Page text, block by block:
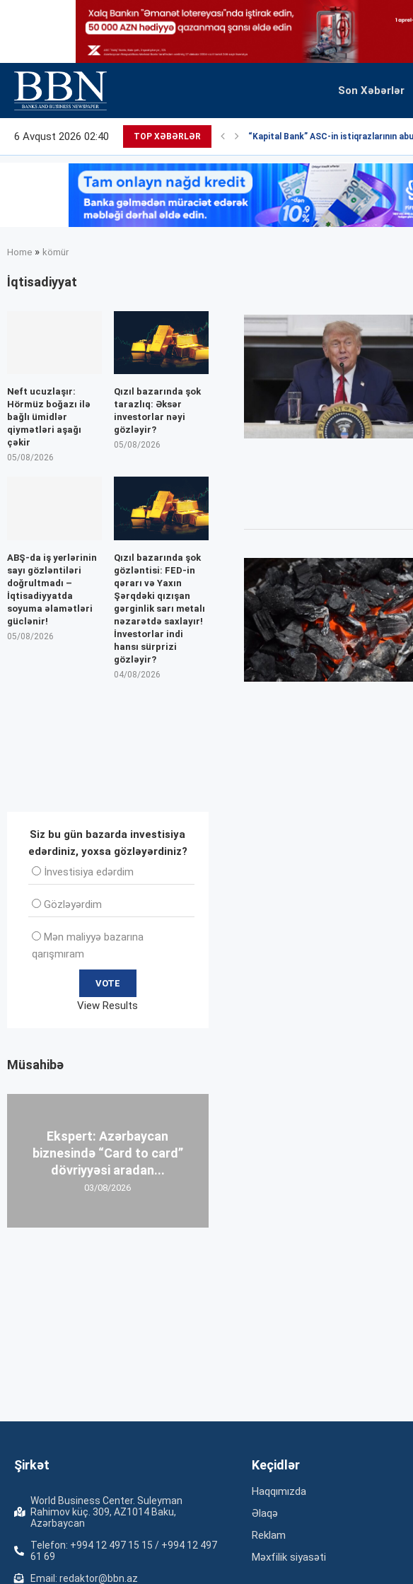
Son Xəbərlər
6 Avqust 2026 02:40 TOP XƏBƏRLƏR “Kapital Bank” ASC-in istiqrazlarının
Home » kömür
İqtisadiyyat
Neft ucuzlaşır:
Hörmüz boğazı ilə
bağlı ümidlər
qiymətləri aşağı
çəkir
05/08/2026
Qızıl bazarında şok
tarazlıq: Əksər
investorlar nəyi
gözləyir?
05/08/2026
ABŞ-da iş yerlərinin
sayı gözləntiləri
doğrultmadı –
İqtisadiyyatda
soyuma əlamətləri
güclənir!
05/08/2026
Qızıl bazarında şok
gözləntisi: FED-in
qərarı və Yaxın
Şərqdəki qızışan
gərginlik sarı metalı
nəzarətdə saxlayır!
İnvestorlar indi
hansı sürprizi
gözləyir?
04/08/2026
Siz bu gün bazarda investisiya
edərdiniz, yoxsa gözləyərdiniz?
İnvеstisiya edərdim
Gözləyərdim
Mən maliyyə bazarına
qarışmıram
View Results
Müsahibə
Ekspert: Azərbaycan
biznesində “Card to card”
dövriyyəsi aradan...
03/08/2026
Şirkət
World Business Center. Suleyman
Rahimov küç. 309, AZ1014 Baku,
Azərbaycan
Telefon: +994 12 497 15 15 / +994 12 497
61 69
Email: redaktor@bbn.az
Keçidlər
Haqqımızda
Əlaqə
Reklam
Məxfilik siyasəti